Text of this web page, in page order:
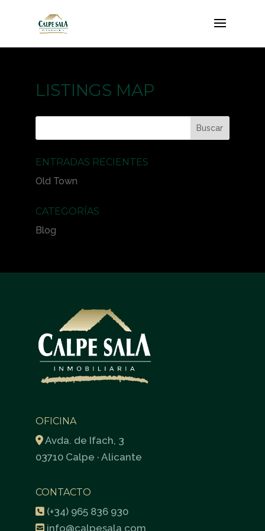
LISTINGS MAP
ENTRADAS RECIENTES
Old Town
CATEGORÍAS
Blog
OFICINA
Avda. de Ifach, 3
03710 Calpe · Alicante
CONTACTO
(+34) 965 836 930
info@calpesala.com